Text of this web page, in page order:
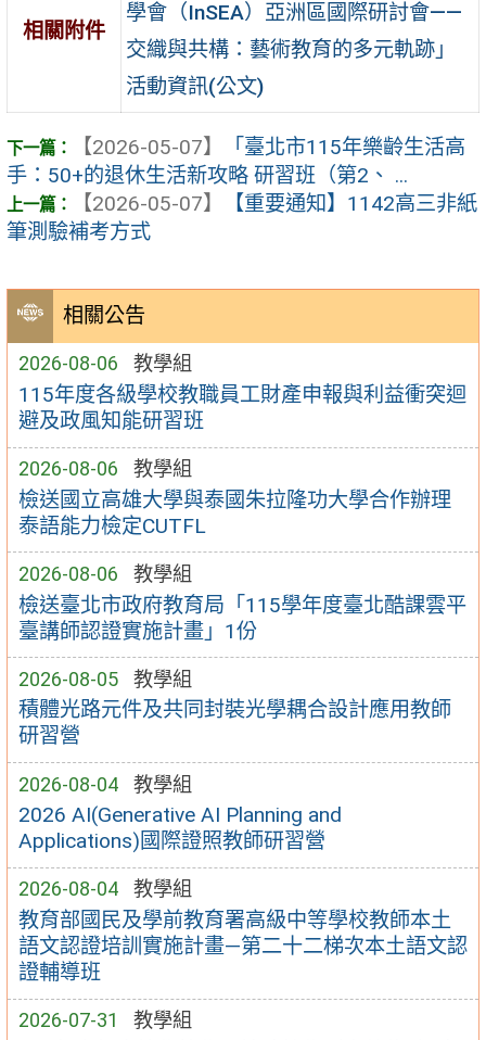
相關公告
2026-08-06 教學組
115年度各級學校教職員工財產申報與利益衝突迴
避及政風知能研習班
2026-08-06 教學組
檢送國立高雄大學與泰國朱拉隆功大學合作辦理
泰語能力檢定CUTFL
2026-08-06 教學組
檢送臺北市政府教育局「115學年度臺北酷課雲平
臺講師認證實施計畫」1份
2026-08-05 教學組
積體光路元件及共同封裝光學耦合設計應用教師
研習營
2026-08-04 教學組
2026 AI(Generative AI Planning and
Applications)國際證照教師研習營
2026-08-04 教學組
教育部國民及學前教育署高級中等學校教師本土
語文認證培訓實施計畫—第二十二梯次本土語文認
證輔導班
2026-07-31 教學組
相關附件
學會（InSEA）亞洲區國際研討會——
交織與共構：藝術教育的多元軌跡」
活動資訊(公文)
【2026-05-07】
「臺北市115年樂齡生活高
手：50+的退休生活新攻略 研習班（第2、 ...
【2026-05-07】
【重要通知】1142高三非紙
筆測驗補考方式